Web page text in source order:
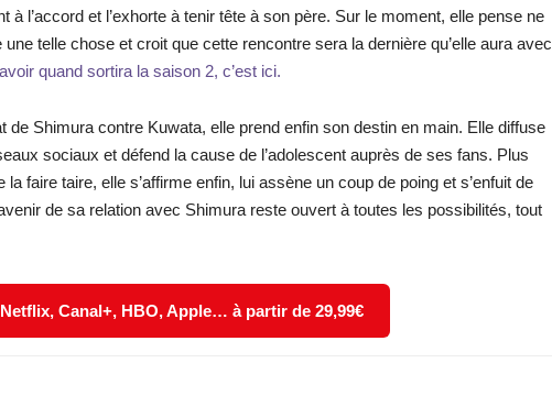
à l’accord et l’exhorte à tenir tête à son père. Sur le moment, elle pense ne
telle chose et croit que cette rencontre sera la dernière qu’elle aura avec
quand sortira la saison 2, c’est ici.
de Shimura contre Kuwata, elle prend enfin son destin en main. Elle diffuse
sociaux et défend la cause de l’adolescent auprès de ses fans. Plus
faire taire, elle s’affirme enfin, lui assène un coup de poing et s’enfuit de
de sa relation avec Shimura reste ouvert à toutes les possibilités, tout
Canal+, HBO, Apple… à partir de 29,99€